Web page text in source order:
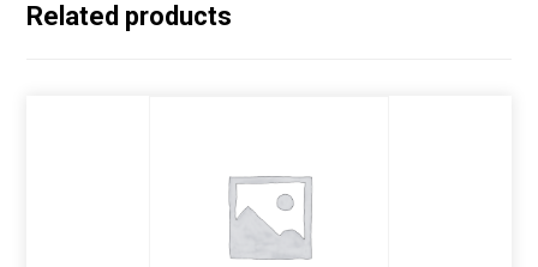
Related products